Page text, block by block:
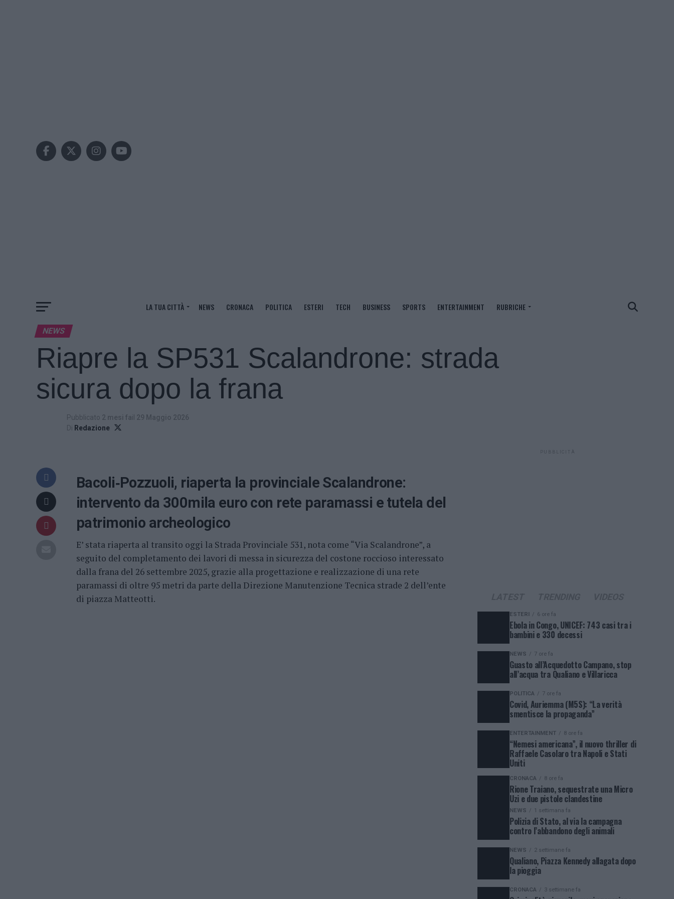
LA TUA CITTÀ NEWS CRONACA POLITICA ESTERI TECH BUSINESS SPORTS ENTERTAINMENT RUBRICHE
NEWS
Riapre la SP531 Scalandrone: strada
sicura dopo la frana
Pubblicato 2 mesi fail 29 Maggio 2026
Di Redazione
Bacoli‑Pozzuoli, riaperta la provinciale Scalandrone:
intervento da 300mila euro con rete paramassi e tutela del
patrimonio archeologico
E’ stata riaperta al transito oggi la Strada Provinciale 531, nota come “Via Scalandrone”, a
seguito del completamento dei lavori di messa in sicurezza del costone roccioso interessato
dalla frana del 26 settembre 2025, grazie alla progettazione e realizzazione di una rete
paramassi di oltre 95 metri da parte della Direzione Manutenzione Tecnica strade 2 dell’ente
di piazza Matteotti.
PUBBLICITÀ
ESTERI 6 ore fa
Ebola in Congo, UNICEF: 743 casi tra i
bambini e 330 decessi
NEWS 7 ore fa
Guasto all’Acquedotto Campano, stop
all’acqua tra Qualiano e Villaricca
POLITICA 7 ore fa
Covid, Auriemma (M5S): “La verità
smentisce la propaganda”
ENTERTAINMENT 8 ore fa
“Nemesi americana”, il nuovo thriller di
Raffaele Casolaro tra Napoli e Stati
Uniti
CRONACA 8 ore fa
Rione Traiano, sequestrate una Micro
Uzi e due pistole clandestine
NEWS 1 settimana fa
Polizia di Stato, al via la campagna
contro l’abbandono degli animali
NEWS 2 settimane fa
Qualiano, Piazza Kennedy allagata dopo
la pioggia
CRONACA 3 settimane fa